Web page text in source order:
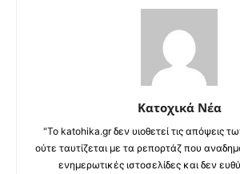
Κατοχικά Νέα
"Το katohika.gr δεν υιοθετεί τις απόψεις
ούτε ταυτίζεται με τα ρεπορτάζ που
ενημερωτικές ιστοσελίδες και δεν